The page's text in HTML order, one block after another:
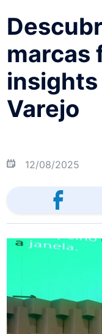
marcas
insights
Varejo
12/08/2025